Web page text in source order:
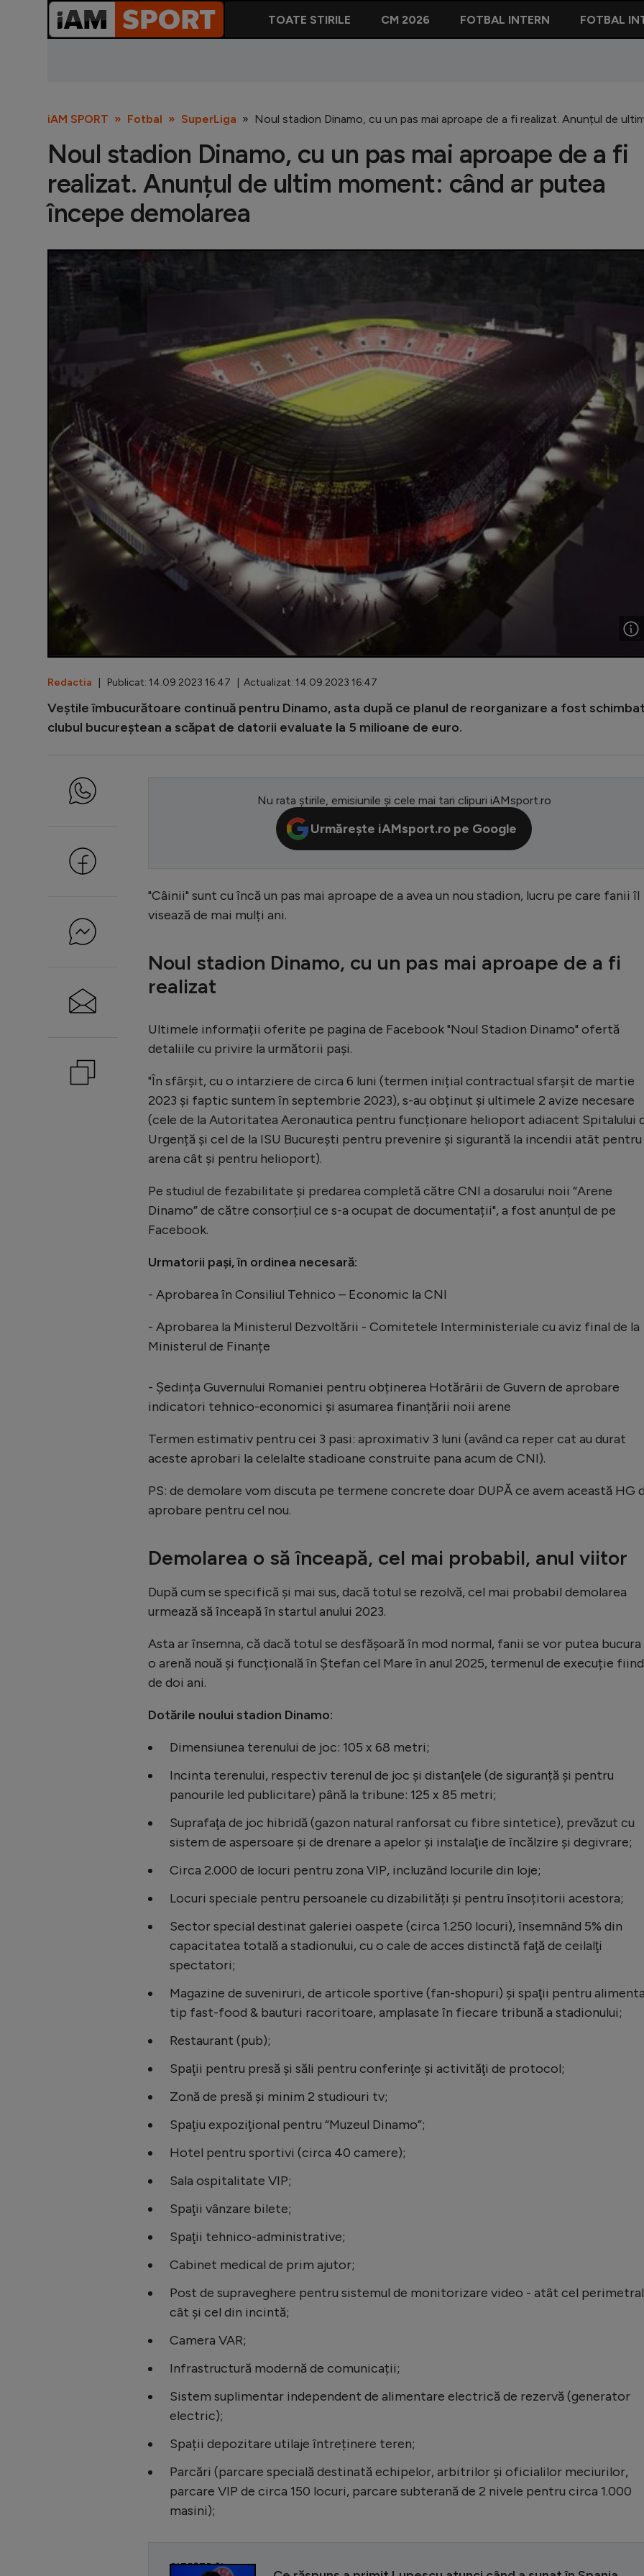
TOATE STIRILE CM 2026 FOTBAL INTERN FOTBAL
iAM SPORT Fotbal SuperLiga Noul stadion Dinamo, cu un pas mai aproape de a fi realizat. Anunțul de
Noul stadion Dinamo, cu un pas mai aproape de a fi
realizat. Anunțul de ultim moment: când ar putea
începe demolarea
Redactia | Publicat: 14.09.2023 16:47 | Actualizat: 14.09.2023 16:47
Veștile îmbucurătoare continuă pentru Dinamo, asta după ce planul de reorganizare a fost
clubul bucureștean a scăpat de datorii evaluate la 5 milioane de euro.
Nu rata știrile, emisiunile și cele mai tari clipuri iAMsport.ro
Urmărește iAMsport.ro pe Google
"Câinii" sunt cu încă un pas mai aproape de a avea un nou stadion, lucru pe care fanii îl
visează de mai mulți ani.
Noul stadion Dinamo, cu un pas mai aproape de a fi
realizat
Ultimele informații oferite pe pagina de Facebook "Noul Stadion Dinamo" ofertă
detaliile cu privire la următorii pași.
"În sfârșit, cu o intarziere de circa 6 luni (termen inițial contractual sfarșit de martie
2023 și faptic suntem în septembrie 2023), s-au obținut și ultimele 2 avize necesare
(cele de la Autoritatea Aeronautica pentru funcționare helioport adiacent Spitalului
Urgență și cel de la ISU București pentru prevenire și sigurantă la incendii atât pentru
arena cât și pentru helioport).
Pe studiul de fezabilitate și predarea completă către CNI a dosarului noii “Arene
Dinamo” de către consorțiul ce s-a ocupat de documentații", a fost anunțul de pe
Facebook.
Urmatorii pași, în ordinea necesară:
- Aprobarea în Consiliul Tehnico – Economic la CNI
- Aprobarea la Ministerul Dezvoltării - Comitetele Interministeriale cu aviz final de la
Ministerul de Finanțe
- Ședința Guvernului Romaniei pentru obținerea Hotărârii de Guvern de aprobare
indicatori tehnico-economici și asumarea finanțării noii arene
Termen estimativ pentru cei 3 pasi: aproximativ 3 luni (având ca reper cat au durat
aceste aprobari la celelalte stadioane construite pana acum de CNI).
PS: de demolare vom discuta pe termene concrete doar DUPĂ ce avem această HG
aprobare pentru cel nou.
Demolarea o să înceapă, cel mai probabil, anul viitor
După cum se specifică și mai sus, dacă totul se rezolvă, cel mai probabil demolarea
urmează să înceapă în startul anului 2023.
Asta ar însemna, că dacă totul se desfășoară în mod normal, fanii se vor putea bucura
o arenă nouă și funcțională în Ștefan cel Mare în anul 2025, termenul de execuție fiind
de doi ani.
Dotările noului stadion Dinamo:
Dimensiunea terenului de joc: 105 x 68 metri;
Incinta terenului, respectiv terenul de joc şi distanţele (de siguranță și pentru
panourile led publicitare) până la tribune: 125 x 85 metri;
Suprafaţa de joc hibridă (gazon natural ranforsat cu fibre sintetice), prevăzut cu
sistem de aspersoare și de drenare a apelor şi instalaţie de încălzire și degivrare;
Circa 2.000 de locuri pentru zona VIP, incluzând locurile din loje;
Locuri speciale pentru persoanele cu dizabilități şi pentru însoțitorii acestora;
Sector special destinat galeriei oaspete (circa 1.250 locuri), însemnând 5% din
capacitatea totală a stadionului, cu o cale de acces distinctă faţă de ceilalţi
spectatori;
Magazine de suveniruri, de articole sportive (fan-shopuri) și spaţii pentru
tip fast-food & bauturi racoritoare, amplasate în fiecare tribună a stadionului;
Restaurant (pub);
Spaţii pentru presă şi săli pentru conferinţe şi activităţi de protocol;
Zonă de presă și minim 2 studiouri tv;
Spaţiu expoziţional pentru “Muzeul Dinamo”;
Hotel pentru sportivi (circa 40 camere);
Sala ospitalitate VIP;
Spaţii vânzare bilete;
Spaţii tehnico-administrative;
Cabinet medical de prim ajutor;
Post de supraveghere pentru sistemul de monitorizare video - atât cel
cât şi cel din incintă;
Camera VAR;
Infrastructură modernă de comunicații;
Sistem suplimentar independent de alimentare electrică de rezervă (generator
electric);
Spații depozitare utilaje întreținere teren;
Parcări (parcare specială destinată echipelor, arbitrilor şi oficialilor meciurilor,
parcare VIP de circa 150 locuri, parcare subterană de 2 nivele pentru circa 1.000
masini);
CITEȘTE ȘI